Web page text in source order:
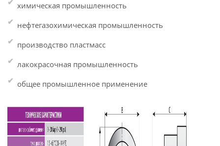
химическая промышленность
нефтегазохимическая промышленность
производство пластмасс
лакокрасочная промышленность
общее промышленное применение